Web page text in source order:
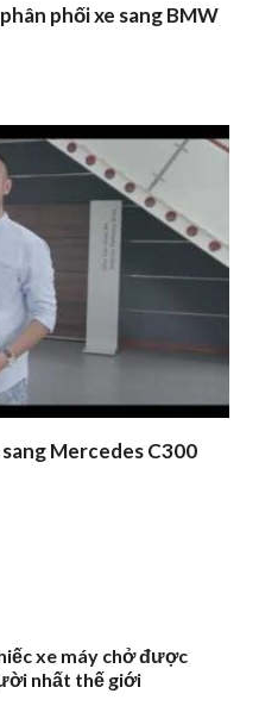
phối xe sang BMW
sang Mercedes C300
xe máy chở được
nhất thế giới